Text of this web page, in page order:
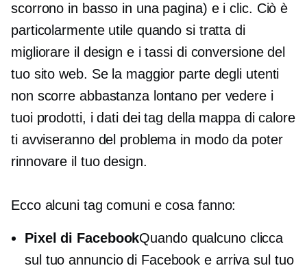
scorrono in basso in una pagina) e i clic. Ciò è
particolarmente utile quando si tratta di
migliorare il design e i tassi di conversione del
tuo sito web. Se la maggior parte degli utenti
non scorre abbastanza lontano per vedere i
tuoi prodotti, i dati dei tag della mappa di calore
ti avviseranno del problema in modo da poter
rinnovare il tuo design.
Ecco alcuni tag comuni e cosa fanno:
Pixel di FacebookQuando qualcuno clicca
sul tuo annuncio di Facebook e arriva sul tuo